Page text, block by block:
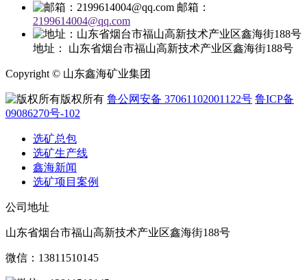
邮箱：
2199614004@qq.com
地址： 山东省烟台市福山高新技术产业区鑫海街188号
Copyright © 山东鑫海矿业集团
版权所有 鲁公网安备 37061102001122号 鲁ICP备
09086270号-102
选矿总包
选矿生产线
鑫海新闻
选矿项目案例
公司地址
山东省烟台市福山高新技术产业区鑫海街188号
微信：13811510145